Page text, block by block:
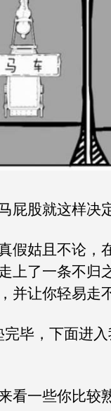
屁股就这样决
假姑且不论，
上了一条不归
并让你轻易走
完毕，下面进
看一些你比较